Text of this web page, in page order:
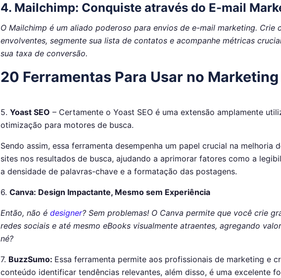
4. Mailchimp: Conquiste através do E-mail
O Mailchimp é um aliado poderoso para envios de e-mail marketing. Crie
envolventes, segmente sua lista de contatos e acompanhe métricas
sua taxa de conversão.
20 Ferramentas Para Usar no
5. Yoast SEO – Certamente o Yoast SEO é uma extensão amplamente
otimização para motores de busca.
Sendo assim, essa ferramenta desempenha um papel crucial na melhoria
sites nos resultados de busca, ajudando a aprimorar fatores como a
a densidade de palavras-chave e a formatação das postagens.
6. Canva: Design Impactante, Mesmo sem Experiência
Então, não é designer? Sem problemas! O Canva permite que você crie
redes sociais e até mesmo eBooks visualmente atraentes, agregando
né?
7. BuzzSumo: Essa ferramenta permite aos profissionais de marketing e
conteúdo identificar tendências relevantes, além disso, é uma excelente